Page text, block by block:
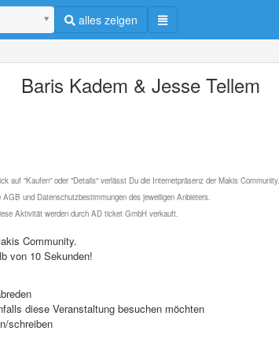
alles zeigen
Baris Kadem & Jesse Tellem
auf "Kaufen" oder "Details" verlässt Du die Internetpräsenz der Makis Community.
AGB und Datenschutzbestimmungen des jeweiligen Anbieters.
Aktivität werden durch AD ticket GmbH verkauft.
Community.
von 10 Sekunden!
diese Veranstaltung besuchen möchten
schreiben